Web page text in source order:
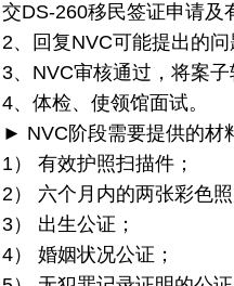
交DS-260移民签证申请及
2、回复NVC可能提出的问
3、NVC审核通过，将案子
4、体检、使领馆面试。
► NVC阶段需要提供的材
1） 有效护照扫描件；
2） 六个月内的两张彩色
3） 出生公证；
4） 婚姻状况公证；